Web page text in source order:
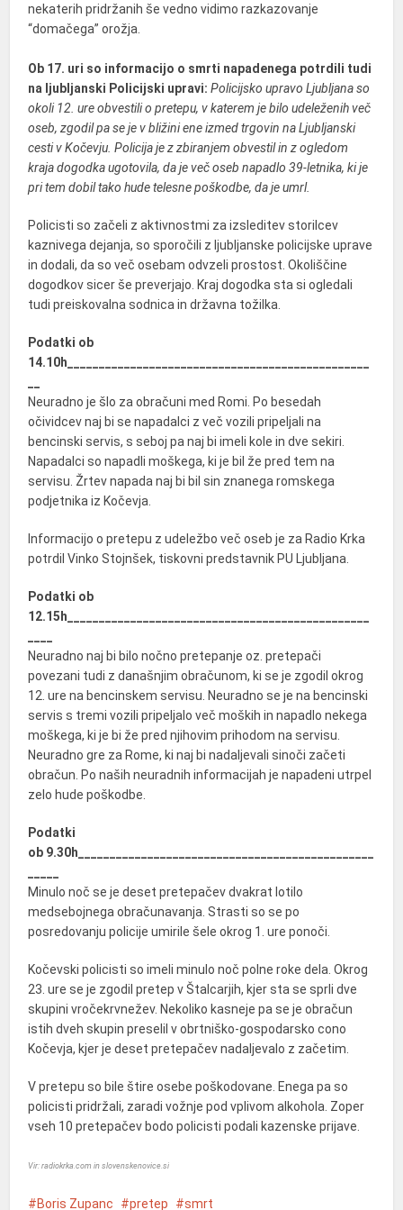
nekaterih pridržanih še vedno vidimo razkazovanje
“domačega” orožja.
Ob 17. uri so informacijo o smrti napadenega potrdili tudi
na ljubljanski Policijski upravi:Policijsko upravo Ljubljana so
okoli 12. ure obvestili o pretepu, v katerem je bilo udeleženih več
oseb, zgodil pa se je v bližini ene izmed trgovin na Ljubljanski
cesti v Kočevju. Policija je z zbiranjem obvestil in z ogledom
kraja dogodka ugotovila, da je več oseb napadlo 39-letnika, ki je
pri tem dobil tako hude telesne poškodbe, da je umrl.
Policisti so začeli z aktivnostmi za izsleditev storilcev
kaznivega dejanja, so sporočili z ljubljanske policijske uprave
in dodali, da so več osebam odvzeli prostost. Okoliščine
dogodkov sicer še preverjajo. Kraj dogodka sta si ogledali
tudi preiskovalna sodnica in državna tožilka.
Podatki ob
14.10h________________________________________________
Neuradno je šlo za obračuni med Romi. Po besedah
očividcev naj bi se napadalci z več vozili pripeljali na
bencinski servis, s seboj pa naj bi imeli kole in dve sekiri.
Napadalci so napadli moškega, ki je bil že pred tem na
servisu. Žrtev napada naj bi bil sin znanega romskega
podjetnika iz Kočevja.
Informacijo o pretepu z udeležbo več oseb je za Radio Krka
potrdil Vinko Stojnšek, tiskovni predstavnik PU Ljubljana.
Podatki ob
12.15h________________________________________________
Neuradno naj bi bilo nočno pretepanje oz. pretepači
povezani tudi z današnjim obračunom, ki se je zgodil okrog
12. ure na bencinskem servisu. Neuradno se je na bencinski
servis s tremi vozili pripeljalo več moških in napadlo nekega
moškega, ki je bi že pred njihovim prihodom na servisu.
Neuradno gre za Rome, ki naj bi nadaljevali sinoči začeti
obračun. Po naših neuradnih informacijah je napadeni utrpel
zelo hude poškodbe.
Podatki
ob 9.30h_______________________________________________
Minulo noč se je deset pretepačev dvakrat lotilo
medsebojnega obračunavanja. Strasti so se po
posredovanju policije umirile šele okrog 1. ure ponoči.
Kočevski policisti so imeli minulo noč polne roke dela. Okrog
23. ure se je zgodil pretep v Štalcarjih, kjer sta se sprli dve
skupini vročekrvnežev. Nekoliko kasneje pa se je obračun
istih dveh skupin preselil v obrtniško-gospodarsko cono
Kočevja, kjer je deset pretepačev nadaljevalo z začetim.
V pretepu so bile štire osebe poškodovane. Enega pa so
policisti pridržali, zaradi vožnje pod vplivom alkohola. Zoper
vseh 10 pretepačev bodo policisti podali kazenske prijave.
Vir: radiokrka.com in slovenskenovice.si
Boris Zupanc pretep smrt